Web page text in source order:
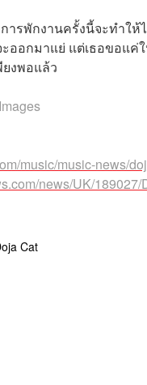
พักงานครั้งนี้จะทำให้ไ
ะออกมาแย่ แต่เธอขอ
ยงพอแล้ว
music/music-news/
news/UK/
Cat